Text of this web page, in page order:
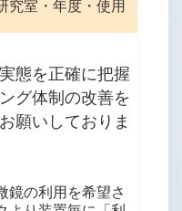
究室・年度・使用
態を正確に把握
グ体制の改善を
願いしておりま
鏡の利用を希望さ